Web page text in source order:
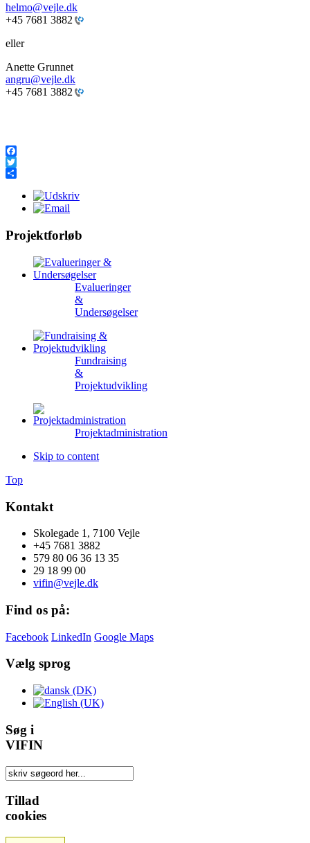
helmo@vejle.dk
+45 7681 3882
eller
Anette Grunnet
angru@vejle.dk
+45 7681 3882
Facebook
Twitter
Projektforløb
Evalueringer
&
Undersøgelser
Fundraising
&
Projektudvikling
Projektadministration
Skip to content
Top
Kontakt
Skolegade 1, 7100 Vejle
+45 7681 3882
579 80 06 36 13 35
29 18 99 00
vifin@vejle.dk
Find os på:
Facebook LinkedIn Google Maps
Vælg sprog
Søg i
VIFIN
Tillad
cookies